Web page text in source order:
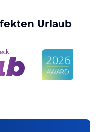
Urlaub